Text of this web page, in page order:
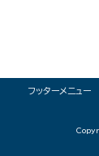
フッターメニュー